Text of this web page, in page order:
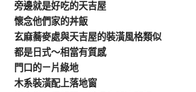
旁邊就是好吃的天吉屋
懷念他們家的丼飯
玄麻蕎麥處與天吉屋的裝潢風格類似
都是日式～相當有質感
門口的ㄧ片綠地
木系裝潢配上落地窗